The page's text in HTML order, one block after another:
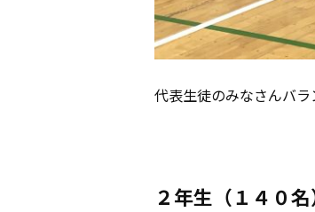
代表生徒のみなさんバ
２年生（１４０名